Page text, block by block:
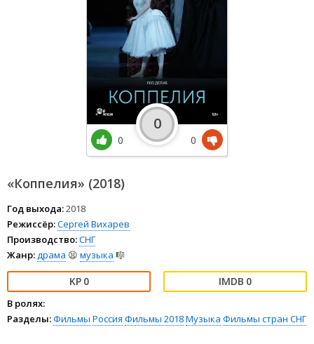
«Коппелия» (2018)
Год выхода:2018
Режиссёр:Сергей Вихарев
Производство:СНГ
Жанр: драма 😫 музыка 🎼
0 0
В ролях:
Разделы:Фильмы Россия Фильмы 2018Музыка Фильмы стран СНГ
0
0
0